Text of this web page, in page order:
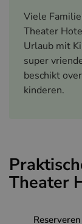
Viele
Theater
Urlaub mit
super
beschikt
kinderen.
Theater
Reserveren